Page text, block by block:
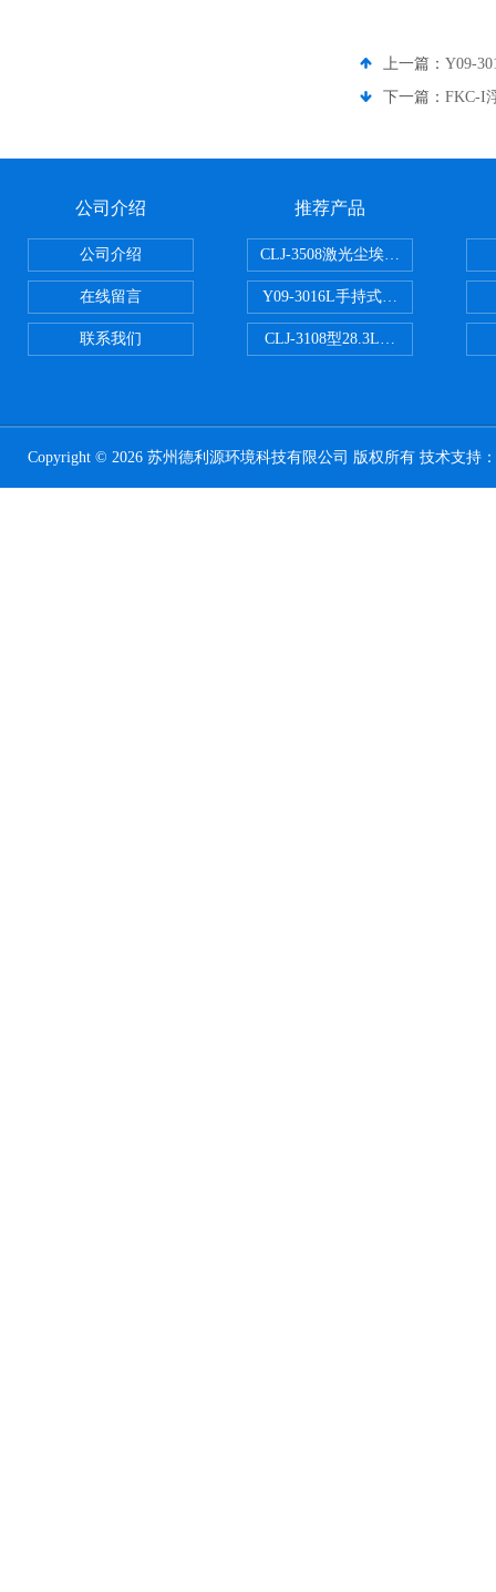
上一篇： Y09-
下一篇： FKC-I
公司介绍
公司介绍
在线留言
联系我们
推荐产品
CLJ-3508激光尘埃粒子计数器50L
Y09-3016L手持式高精度激光尘埃
CLJ-3108型28.3L尘埃粒子计数
Copyright © 2026 苏州德利源环境科技有限公司 版权所有 技术支持：